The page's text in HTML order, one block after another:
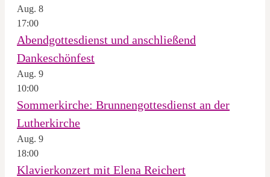
Aug. 8
17:00
Abendgottesdienst und anschließend
Dankeschönfest
Aug. 9
10:00
Sommerkirche: Brunnengottesdienst an der
Lutherkirche
Aug. 9
18:00
Klavierkonzert mit Elena Reichert